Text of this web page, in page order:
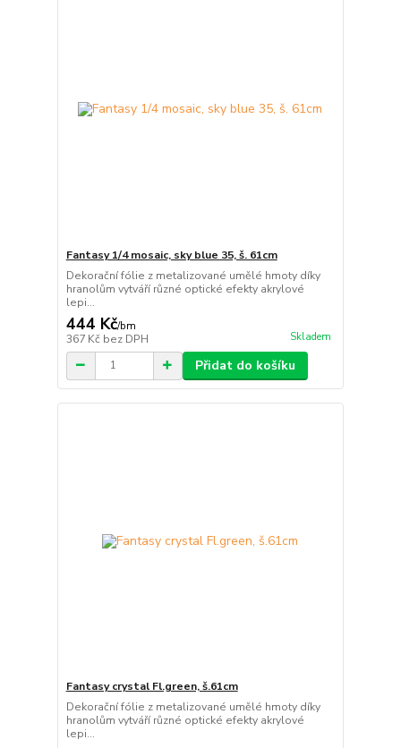
Fantasy 1/4 mosaic, sky blue 35, š. 61cm
Dekorační fólie z metalizované umělé hmoty díky
hranolům vytváří různé optické efekty akrylové
lepi...
444 Kč/bm
367 Kč bez DPH Skladem
Přidat do košíku
Fantasy crystal Fl.green, š.61cm
Dekorační fólie z metalizované umělé hmoty díky
hranolům vytváří různé optické efekty akrylové
lepi...